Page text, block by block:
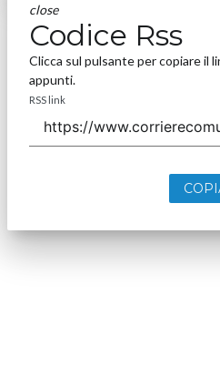
close
Codice Rss
Clicca sul pulsante per copiare il
appunti.
RSS link